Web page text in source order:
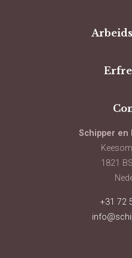
Schipper en
1821
+31 72